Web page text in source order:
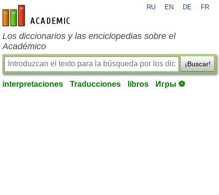
es-academic.com
RU EN DE FR
Los diccionarios y las enciclopedias sobre el
Académico
¡Buscar!
interpretaciones Traducciones libros Игры ⚽